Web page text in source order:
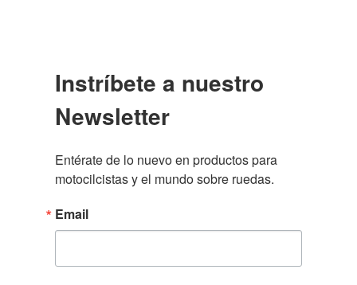
Instríbete a nuestro
Newsletter
Entérate de lo nuevo en productos para
motocilcistas y el mundo sobre ruedas.
Email